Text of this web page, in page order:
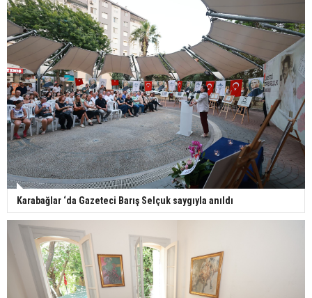
Karabağlar ‘da Gazeteci Barış Selçuk saygıyla anıldı